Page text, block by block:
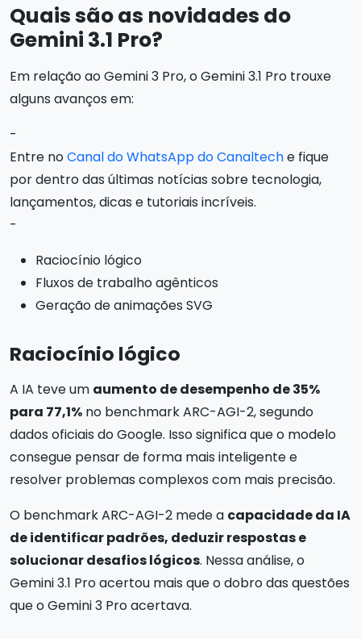
Quais são as novidades do
Gemini 3.1 Pro?
Em relação ao Gemini 3 Pro, o Gemini 3.1 Pro trouxe
alguns avanços em:
-
Entre noCanal do WhatsApp do Canalteche fique
por dentro das últimas notícias sobre tecnologia,
lançamentos, dicas e tutoriais incríveis.
-
Raciocínio lógico
Fluxos de trabalho agênticos
Geração de animações SVG
Raciocínio lógico
A IA teve um aumento de desempenho de 35%
para 77,1% no benchmark ARC-AGI-2, segundo
dados oficiais do Google. Isso significa que o modelo
consegue pensar de forma mais inteligente e
resolver problemas complexos com mais precisão.
O benchmark ARC-AGI-2 mede a capacidade da IA
de identificar padrões, deduzir respostas e
solucionar desafios lógicos. Nessa análise, o
Gemini 3.1 Pro acertou mais que o dobro das questões
que o Gemini 3 Pro acertava.